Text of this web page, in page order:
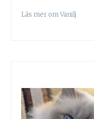
Läs mer om Vanilj